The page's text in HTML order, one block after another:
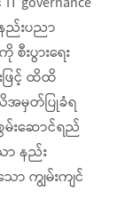
ည်းပညာ
းပွားရေး
ြင့် ထိထိ
အမှတ်ပြုခံရ
းဆောင်ရည်
နည်း
ာ ကျွမ်းကျင်